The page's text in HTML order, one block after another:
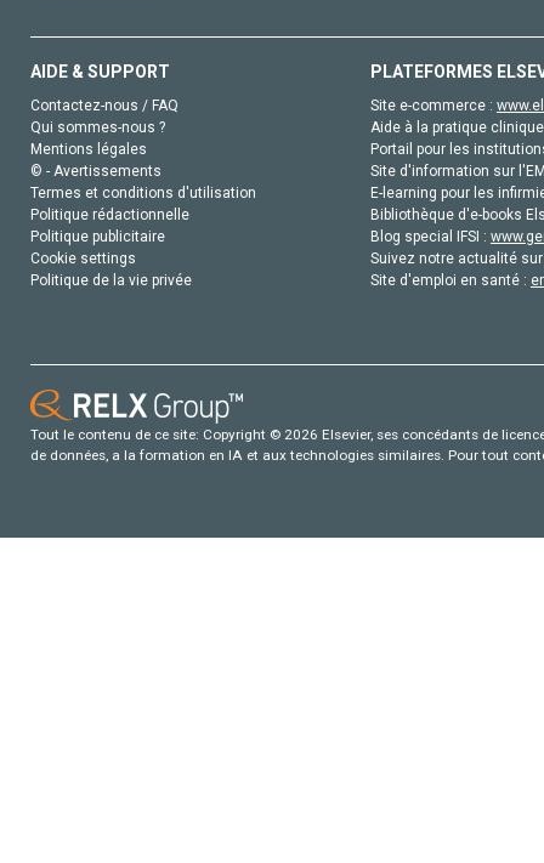
AIDE & SUPPORT
Contactez-nous / FAQ
Qui sommes-nous ?
Mentions légales
© - Avertissements
Termes et conditions d'utilisation
Politique rédactionnelle
Politique publicitaire
Cookie settings
Politique de la vie privée
PLATEFORMES
Site e-commerce :
Aide à la pratique
Portail pour les
Site d'information sur
E-learning pour les
Bibliothèque d'e-books
Blog special IFSI :
Suivez notre actualité
Site d'emploi en santé :
Tout le contenu de ce site: Copyright © 2026 Elsevier, ses concédants de
de données, a la formation en IA et aux technologies similaires. Pour tout